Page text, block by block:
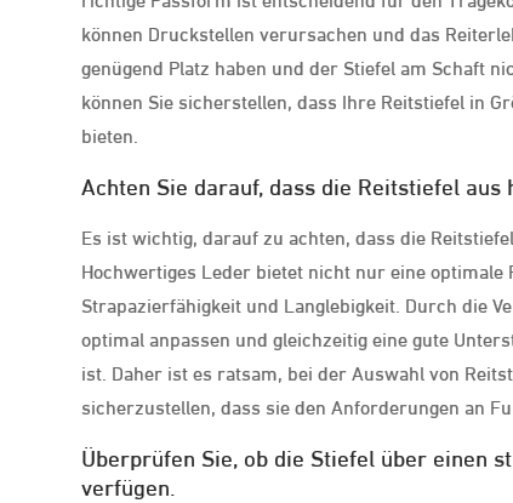
können Druckstellen verursachen und das
genügend Platz haben und der Stiefel am Schaft
können Sie sicherstellen, dass Ihre Reitstiefel in
bieten.
Achten Sie darauf, dass die Reitstiefel
Es ist wichtig, darauf zu achten, dass die
Hochwertiges Leder bietet nicht nur eine
Strapazierfähigkeit und Langlebigkeit. Durch die
optimal anpassen und gleichzeitig eine gute
ist. Daher ist es ratsam, bei der Auswahl von
sicherzustellen, dass sie den Anforderungen an
Überprüfen Sie, ob die Stiefel über einen
verfügen.